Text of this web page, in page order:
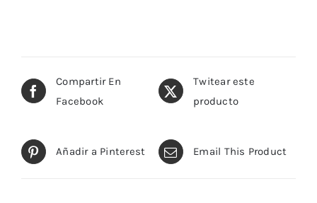
Compartir En
Facebook
Twitear este
producto
Añadir a Pinterest Email This Product